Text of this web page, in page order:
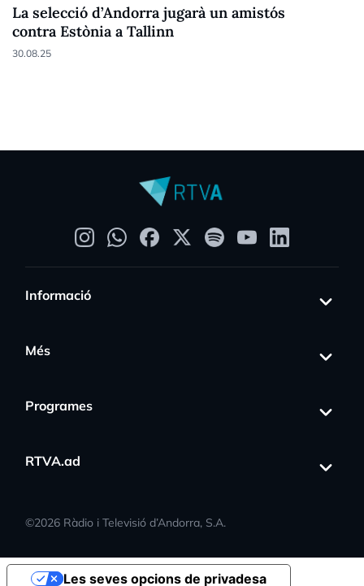
La selecció d’Andorra jugarà un amistós
contra Estònia a Tallinn
30.08.25
Informació
Més
Programes
RTVA.ad
©2026 Ràdio i Televisió d’Andorra, S.A.
Les seves opcions de privadesa